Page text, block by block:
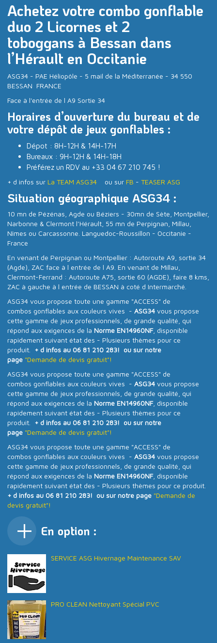
Achetez votre combo gonflable
duo 2 Licornes et 2
toboggans à Bessan dans
l’Hérault en Occitanie
ASG34 - PAE Héliopôle - 5 mail de la Méditerranée - 34 550
BESSAN FRANCE
Face à l'entrée de l A9 Sortie 34
Horaires d’ouverture du bureau et de
votre dépôt de jeux gonflables :
Dépot : 8H-12H & 14H-17H
Bureaux : 9H-12H & 14H-18H
Préférez un RDV au +33 04 67 210 745 !
+ d infos sur La TEAM ASG34 ou sur FB - TEASER ASG
Situation géographique ASG34 :
10 mn de Pézénas, Agde ou Béziers - 30mn de Sète, Montpellier,
Narbonne & Clermont l’Hérault, 55 mn de Perpignan, Millau,
Nîmes ou Carcassonne. Languedoc-Roussillon - Occitanie -
France
En venant de Perpignan ou Montpellier : Autoroute A9, sortie 34
(Agde), ZAC face à l entrée de l A9. En venant de Millau,
Clermont-Ferrand : Autoroute A75, sortie 60 (AGDE), faire 8 kms,
ZAC à gauche à l entrée de BESSAN à coté d Intermarché.
ASG34 vous propose toute une gamme "ACCESS" de
combos gonflables aux couleurs vives - ASG34 vous propose
cette gamme de jeux professionnels, de grande qualité, qui
répond aux exigences de la Norme EN14960NF, disponible
rapidement suivant état des - Plusieurs thèmes pour ce
produit.
+ d infos au 06 81 210 283! ou sur notre
page "Demande de devis gratuit"!
ASG34 vous propose toute une gamme "ACCESS" de
combos gonflables aux couleurs vives - ASG34 vous propose
cette gamme de jeux professionnels, de grande qualité, qui
répond aux exigences de la Norme EN14960NF, disponible
rapidement suivant état des - Plusieurs thèmes pour ce
produit.
+ d infos au 06 81 210 283! ou sur notre
page "Demande de devis gratuit"!
ASG34 vous propose toute une gamme "ACCESS" de
combos gonflables aux couleurs vives - ASG34 vous propose
cette gamme de jeux professionnels, de grande qualité, qui
répond aux exigences de la Norme EN14960NF, disponible
rapidement suivant état des - Plusieurs thèmes pour ce produit.
+ d infos au 06 81 210 283! ou sur notre page "Demande de
devis gratuit"!
En option :
SERVICE ASG Hivernage Maintenance SAV
PRO CLEAN Nettoyant Spécial PVC